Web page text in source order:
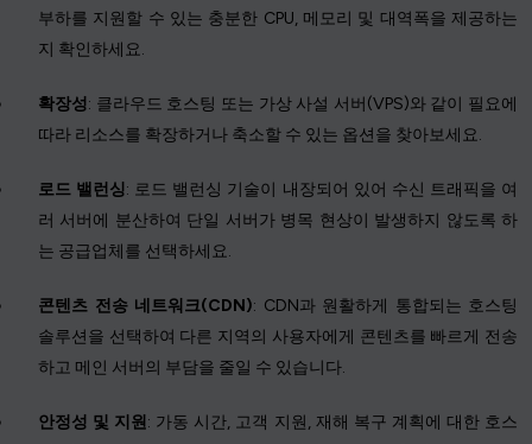
부하를 지원할 수 있는 충분한 CPU, 메모리 및 대역폭을 제공하는
지 확인하세요.
확장성: 클라우드 호스팅 또는 가상 사설 서버(VPS)와 같이 필요에
따라 리소스를 확장하거나 축소할 수 있는 옵션을 찾아보세요.
로드 밸런싱: 로드 밸런싱 기술이 내장되어 있어 수신 트래픽을 여
러 서버에 분산하여 단일 서버가 병목 현상이 발생하지 않도록 하
는 공급업체를 선택하세요.
콘텐츠 전송 네트워크(CDN): CDN과 원활하게 통합되는 호스팅
솔루션을 선택하여 다른 지역의 사용자에게 콘텐츠를 빠르게 전송
하고 메인 서버의 부담을 줄일 수 있습니다.
안정성 및 지원 : 가동 시간, 고객 지원, 재해 복구 계획에 대한 호스